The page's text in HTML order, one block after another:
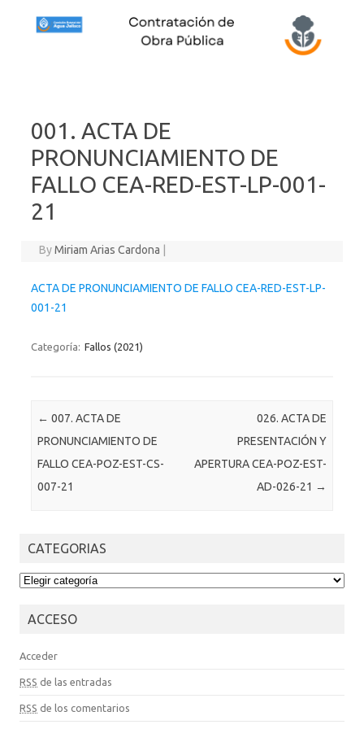
001. ACTA DE
PRONUNCIAMIENTO DE
FALLO CEA-RED-EST-LP-001-
21
ByMiriam Arias Cardona
ACTA DE PRONUNCIAMIENTO DE FALLO CEA-RED-EST-LP-
001-21
Categoría: Fallos (2021)
Post navigation
← 007. ACTA DE
PRONUNCIAMIENTO DE
FALLO CEA-POZ-EST-CS-
007-21
026. ACTA DE
PRESENTACIÓN Y
APERTURA CEA-POZ-EST-
AD-026-21 →
CATEGORIAS
CATEGORIAS
ACCESO
Acceder
RSS de las entradas
RSS de los comentarios